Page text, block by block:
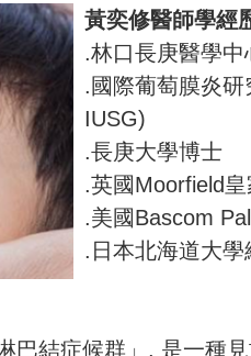
黃奕修醫師學經
.林口長庚醫學
.國際葡萄膜炎
IUSG)
.長庚大學博士
.英國Moorfield
.美國Bascom
.日本北海道大
巴結症候群」, 是一種